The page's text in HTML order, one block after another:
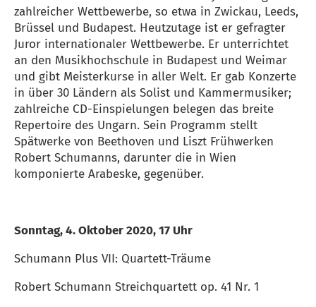
zahlreicher Wettbewerbe, so etwa in Zwickau, Leeds,
Brüssel und Budapest. Heutzutage ist er gefragter
Juror internationaler Wettbewerbe. Er unterrichtet
an den Musikhochschule in Budapest und Weimar
und gibt Meisterkurse in aller Welt. Er gab Konzerte
in über 30 Ländern als Solist und Kammermusiker;
zahlreiche CD-Einspielungen belegen das breite
Repertoire des Ungarn. Sein Programm stellt
Spätwerke von Beethoven und Liszt Frühwerken
Robert Schumanns, darunter die in Wien
komponierte Arabeske, gegenüber.
Sonntag, 4. Oktober 2020, 17 Uhr
Schumann Plus VII: Quartett-Träume
Robert Schumann Streichquartett op. 41 Nr. 1